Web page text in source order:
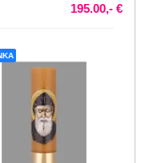
195.00,- €